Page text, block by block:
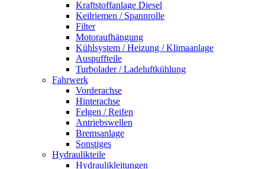
Kraftstoffanlage Diesel
Keilriemen / Spannrolle
Filter
Motoraufhängung
Kühlsystem / Heizung / Klimaanlage
Auspuffteile
Turbolader / Ladeluftkühlung
Fahrwerk
Vorderachse
Hinterachse
Felgen / Reifen
Antriebswellen
Bremsanlage
Sonstiges
Hydraulikteile
Hydraulikleitungen